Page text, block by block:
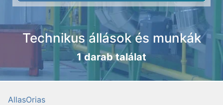
Technikus állások és munkák
1 darab találat
AllasOrias